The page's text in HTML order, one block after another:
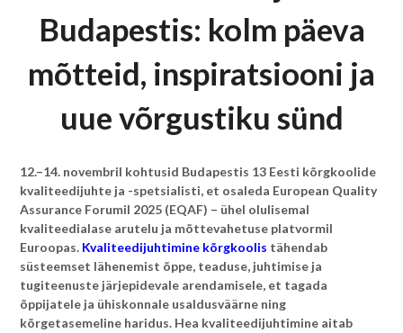
Budapestis: kolm päeva
mõtteid, inspiratsiooni ja
uue võrgustiku sünd
12.–14. novembril kohtusid Budapestis 13 Eesti kõrgkoolide
kvaliteedijuhte ja -spetsialisti, et osaleda European Quality
Assurance Forumil 2025 (EQAF) – ühel olulisemal
kvaliteedialase arutelu ja mõttevahetuse platvormil
Euroopas. Kvaliteedijuhtimine kõrgkoolis tähendab
süsteemset lähenemist õppe, teaduse, juhtimise ja
tugiteenuste järjepidevale arendamisele, et tagada
õppijatele ja ühiskonnale usaldusväärne ning
kõrgetasemeline haridus. Hea kvaliteedijuhtimine aitab